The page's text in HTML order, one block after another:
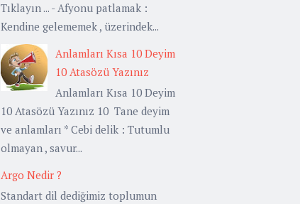
Tıklayın ... - Afyonu patlamak :
Kendine gelememek , üzerindek...
Anlamları Kısa 10 Deyim
10 Atasözü Yazınız
Anlamları Kısa 10 Deyim
10 Atasözü Yazınız 10 Tane deyim
ve anlamları * Cebi delik : Tutumlu
olmayan , savur...
Argo Nedir ?
Standart dil dediğimiz toplumun